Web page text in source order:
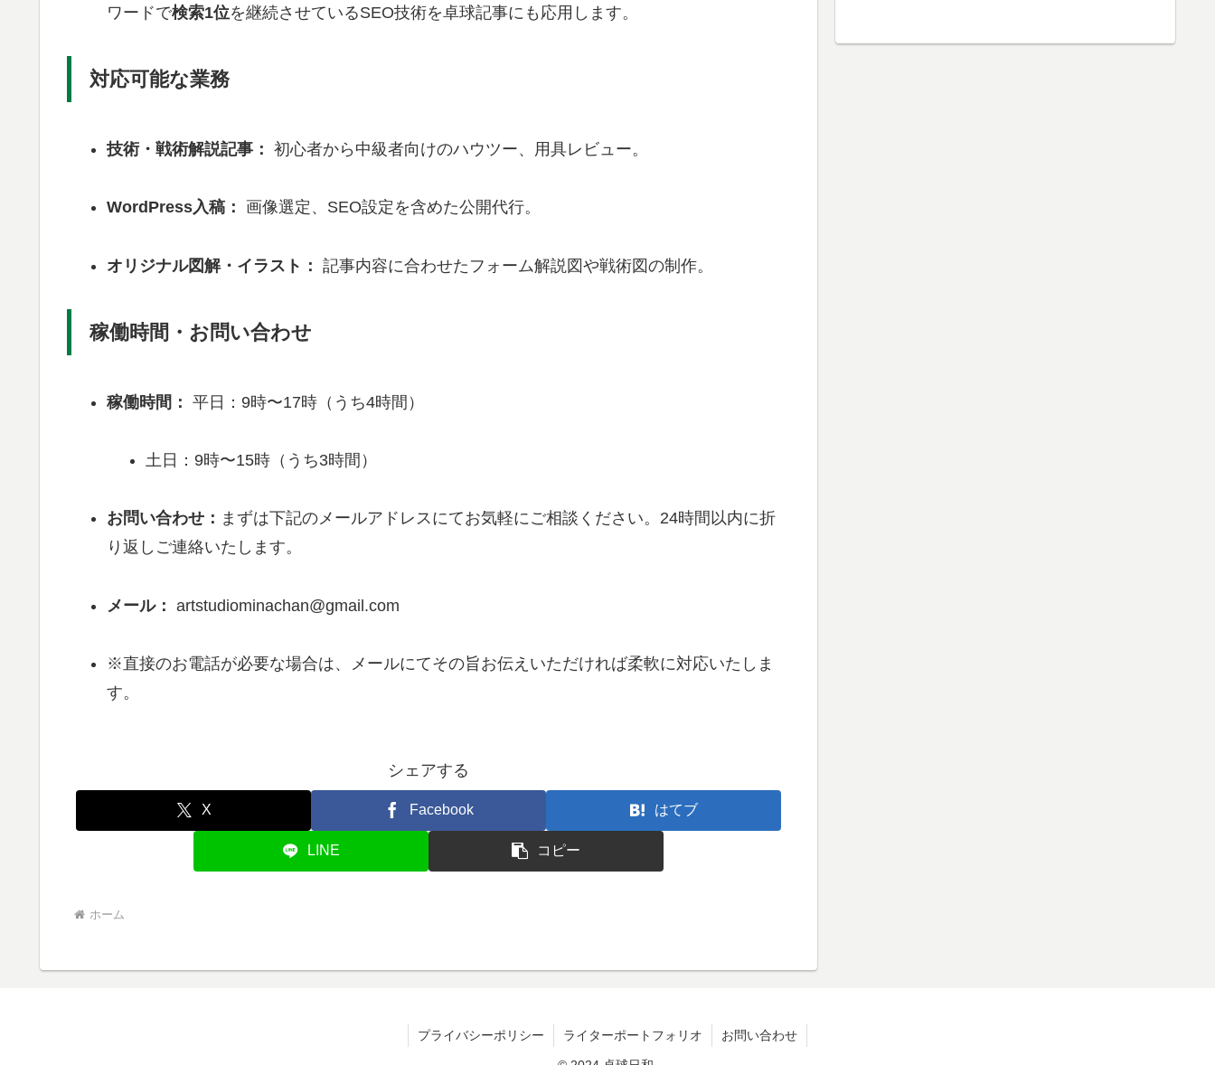
ワードで検索1位を継続させているSEO技術を卓球記事にも応用します。
対応可能な業務
技術・戦術解説記事： 初心者から中級者向けのハウツー、用具レビュー。
WordPress入稿： 画像選定、SEO設定を含めた公開代行。
オリジナル図解・イラスト： 記事内容に合わせたフォーム解説図や戦術図の制作。
稼働時間・お問い合わせ
稼働時間： 平日：9時〜17時（うち4時間）
土日：9時〜15時（うち3時間）
お問い合わせ： まずは下記のメールアドレスにてお気軽にご相談ください。24時間以内に折
り返しご連絡いたします。
メール： artstudiominachan@gmail.com
※直接のお電話が必要な場合は、メールにてその旨お伝えいただければ柔軟に対応いたしま
す。
シェアする
X Facebook はてブ
LINE コピー
ホーム
プライバシーポリシー ライターポートフォリオ お問い合わせ